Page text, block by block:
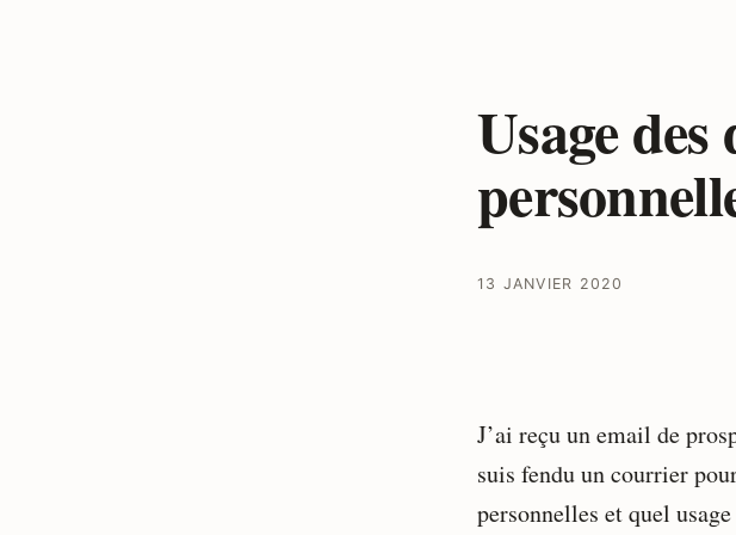
Usage des
13 JANVIER 2020
J’ai reçu un email de
suis fendu un courrier
personnelles et quel